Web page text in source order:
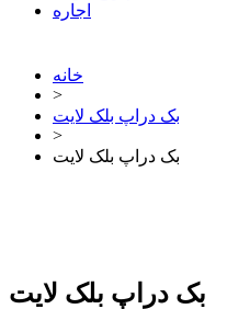
اجاره
خانه
>
بک دراپ بلک لایت
>
بک دراپ بلک لایت
بک دراپ بلک لایت